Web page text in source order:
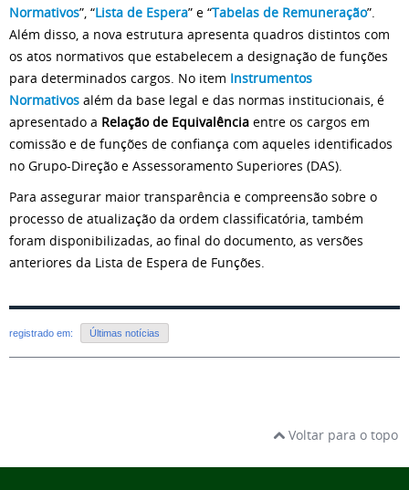
Normativos”, “Lista de Espera” e “Tabelas de Remuneração”.
Além disso, a nova estrutura apresenta quadros distintos com
os atos normativos que estabelecem a designação de funções
para determinados cargos. No item Instrumentos
Normativos além da base legal e das normas institucionais, é
apresentado a Relação de Equivalência entre os cargos em
comissão e de funções de confiança com aqueles identificados
no Grupo-Direção e Assessoramento Superiores (DAS).
Para assegurar maior transparência e compreensão sobre o
processo de atualização da ordem classificatória, também
foram disponibilizadas, ao final do documento, as versões
anteriores da Lista de Espera de Funções.
registrado em: Últimas notícias
Voltar para o topo